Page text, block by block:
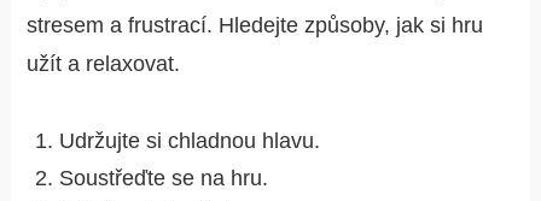
stresem a frustrací. Hledejte způsoby, jak si hru
užít a relaxovat.
Udržujte si chladnou hlavu.
Soustřeďte se na hru.